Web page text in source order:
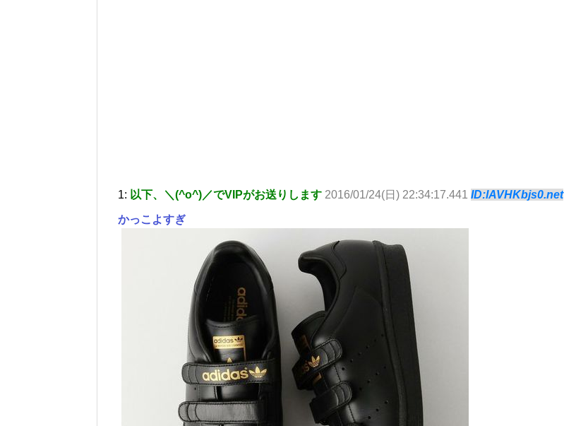
1: 以下、＼(^o^)／でVIPがお送りします 2016/01/24(日) 22:34:17.441 ID:lAVHKbjs0.net
かっこよすぎ